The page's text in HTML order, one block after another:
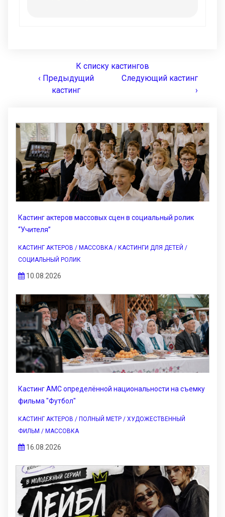
К списку кастингов
‹ Предыдущий
кастинг
Следующий кастинг
›
Кастинг актеров массовых сцен в социальный ролик
“Учителя”
КАСТИНГ АКТЕРОВ / МАССОВКА / КАСТИНГИ ДЛЯ ДЕТЕЙ /
СОЦИАЛЬНЫЙ РОЛИК
10.08.2026
Кастинг АМС определённой национальности на съемку
фильма "Футбол"
КАСТИНГ АКТЕРОВ / ПОЛНЫЙ МЕТР / ХУДОЖЕСТВЕННЫЙ
ФИЛЬМ / МАССОВКА
16.08.2026